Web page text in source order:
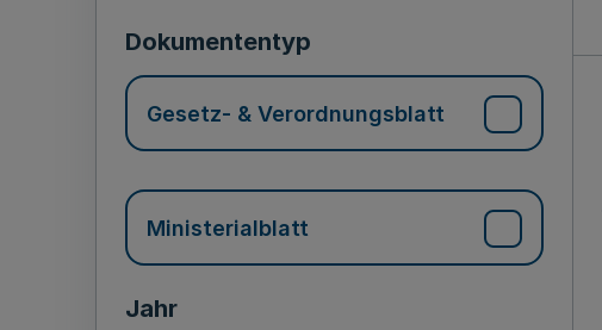
Dokumententyp
Gesetz- & Verordnungsblatt
Ministerialblatt
Jahr